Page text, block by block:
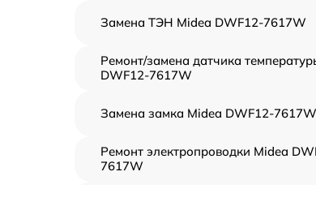
Замена ТЭН Midea DWF12-7617W
Ремонт/замена датчика
DWF12-7617W
Замена замка Midea DWF12-7617W
Ремонт электропроводки Midea
7617W